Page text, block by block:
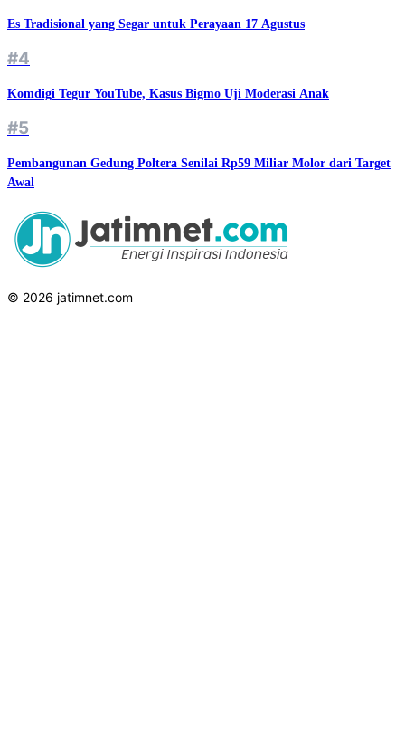
Es Tradisional yang Segar untuk Perayaan 17 Agustus
#4
Komdigi Tegur YouTube, Kasus Bigmo Uji Moderasi Anak
#5
Pembangunan Gedung Poltera Senilai Rp59 Miliar Molor dari Target
Awal
© 2026 jatimnet.com